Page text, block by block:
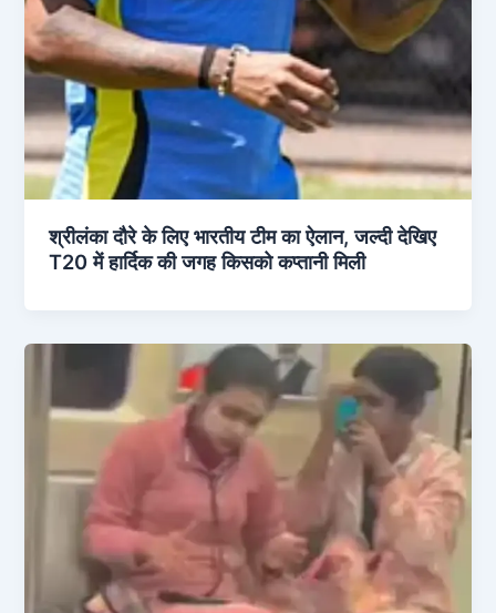
श्रीलंका दौरे के लिए भारतीय टीम का ऐलान, जल्दी देखिए
T20 में हार्दिक की जगह किसको कप्तानी मिली